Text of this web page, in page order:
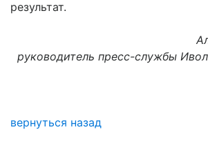
результат.
руководитель пресс-службы
вернуться назад